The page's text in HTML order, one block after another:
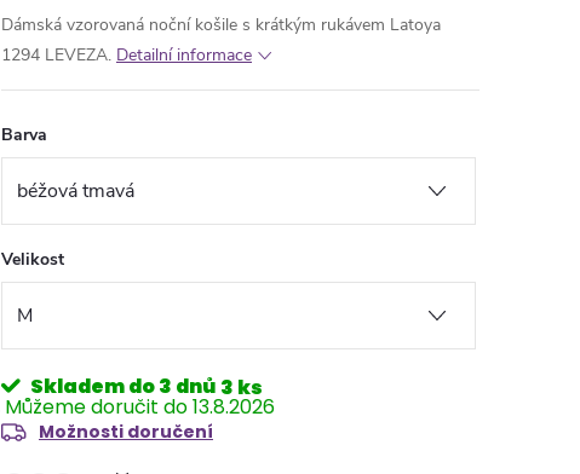
Dámská vzorovaná noční košile s krátkým rukávem Latoya
1294 LEVEZA. Detailní informace
Barva
Velikost
Skladem do 3 dnů 3 ks
13.8.2026
Možnosti doručení